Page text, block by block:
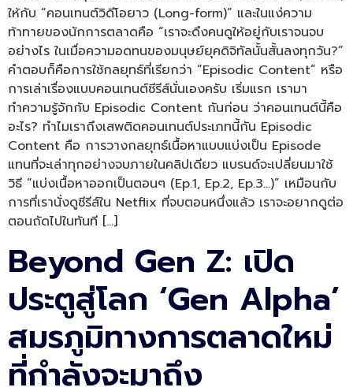
ให้กับ “คอนเทนต์วิดีโอยาว (Long-form)” และในแง่ความ
ท้าทายของนักการตลาดคือ “เราจะดึงคนดูให้อยู่กับเราจนจบ
อย่างไร ในเมื่อความอดทนของมนุษย์ยุคดิจิทัลนั้นสั้นลงทุกวัน?”
คำตอบก็คือการใช้กลยุทธ์ที่เรียกว่า “Episodic Content” หรือ
การเล่าเรื่องแบบคอนเทนต์ซีรีส์นั่นเองครับ เริ่มแรก เรามา
ทำความรู้จักกับ Episodic Content กันก่อน ว่าคอนเทนต์นี้คือ
อะไร? ทำไมเราถึงเสพติดคอนเทนต์ประเภทนี้กัน Episodic
Content คือ การวางกลยุทธ์เนื้อหาแบบแบ่งเป็น Episode
แทนที่จะเล่าทุกอย่างจบภายในคลิปเดียว แบรนด์จะเปลี่ยนมาใช้
วิธี “แบ่งเนื้อหาออกเป็นตอนๆ (Ep.1, Ep.2, Ep.3…)” เหมือนกับ
การที่เรานั่งดูซีรีส์ใน Netflix ที่จบตอนหนึ่งแล้ว เราจะอยากดูต่อ
ตอนถัดไปในทันที […]
Beyond Gen Z: เปิด
ประตูสู่โลก ‘Gen Alpha’
สมรภูมิทางการตลาดใหม่
ที่กำลังจะมาถึง